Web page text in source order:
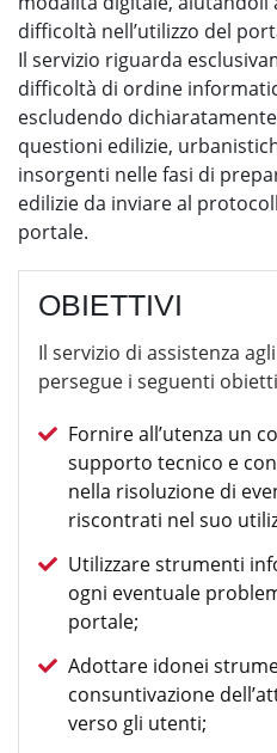
difficoltà nell’utilizzo del
Il servizio riguarda
difficoltà di ordine
escludendo
questioni edilizie,
insorgenti nelle fasi di
edilizie da inviare al
portale.
OBIETTIVI
Il servizio di assistenza
persegue i seguenti
Fornire all’utenza un
supporto tecnico e
nella risoluzione di
riscontrati nel suo
Utilizzare strumenti
ogni eventuale
portale;
Adottare idonei
consuntivazione
verso gli utenti;